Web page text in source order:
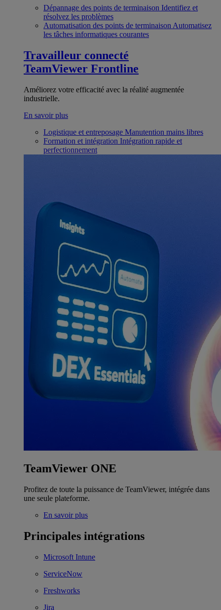
Dépannage des points de terminaison Identifiez et
résolvez les problèmes
Automatisation des points de terminaison Automatisez
les tâches informatiques courantes
Travailleur connecté
TeamViewer Frontline
Améliorez votre efficacité avec la réalité augmentée
industrielle.
En savoir plus
Logistique et entreposage Manutention mains libres
Formation et intégration Intégration rapide et
perfectionnement
TeamViewer ONE
Profitez de toute la puissance de TeamViewer, intégrée dans
une seule plateforme.
En savoir plus
Principales intégrations
Microsoft Intune
ServiceNow
Freshworks
Jira